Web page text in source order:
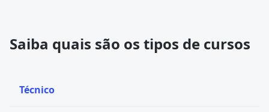
Saiba quais são os tipos de cursos
Técnico